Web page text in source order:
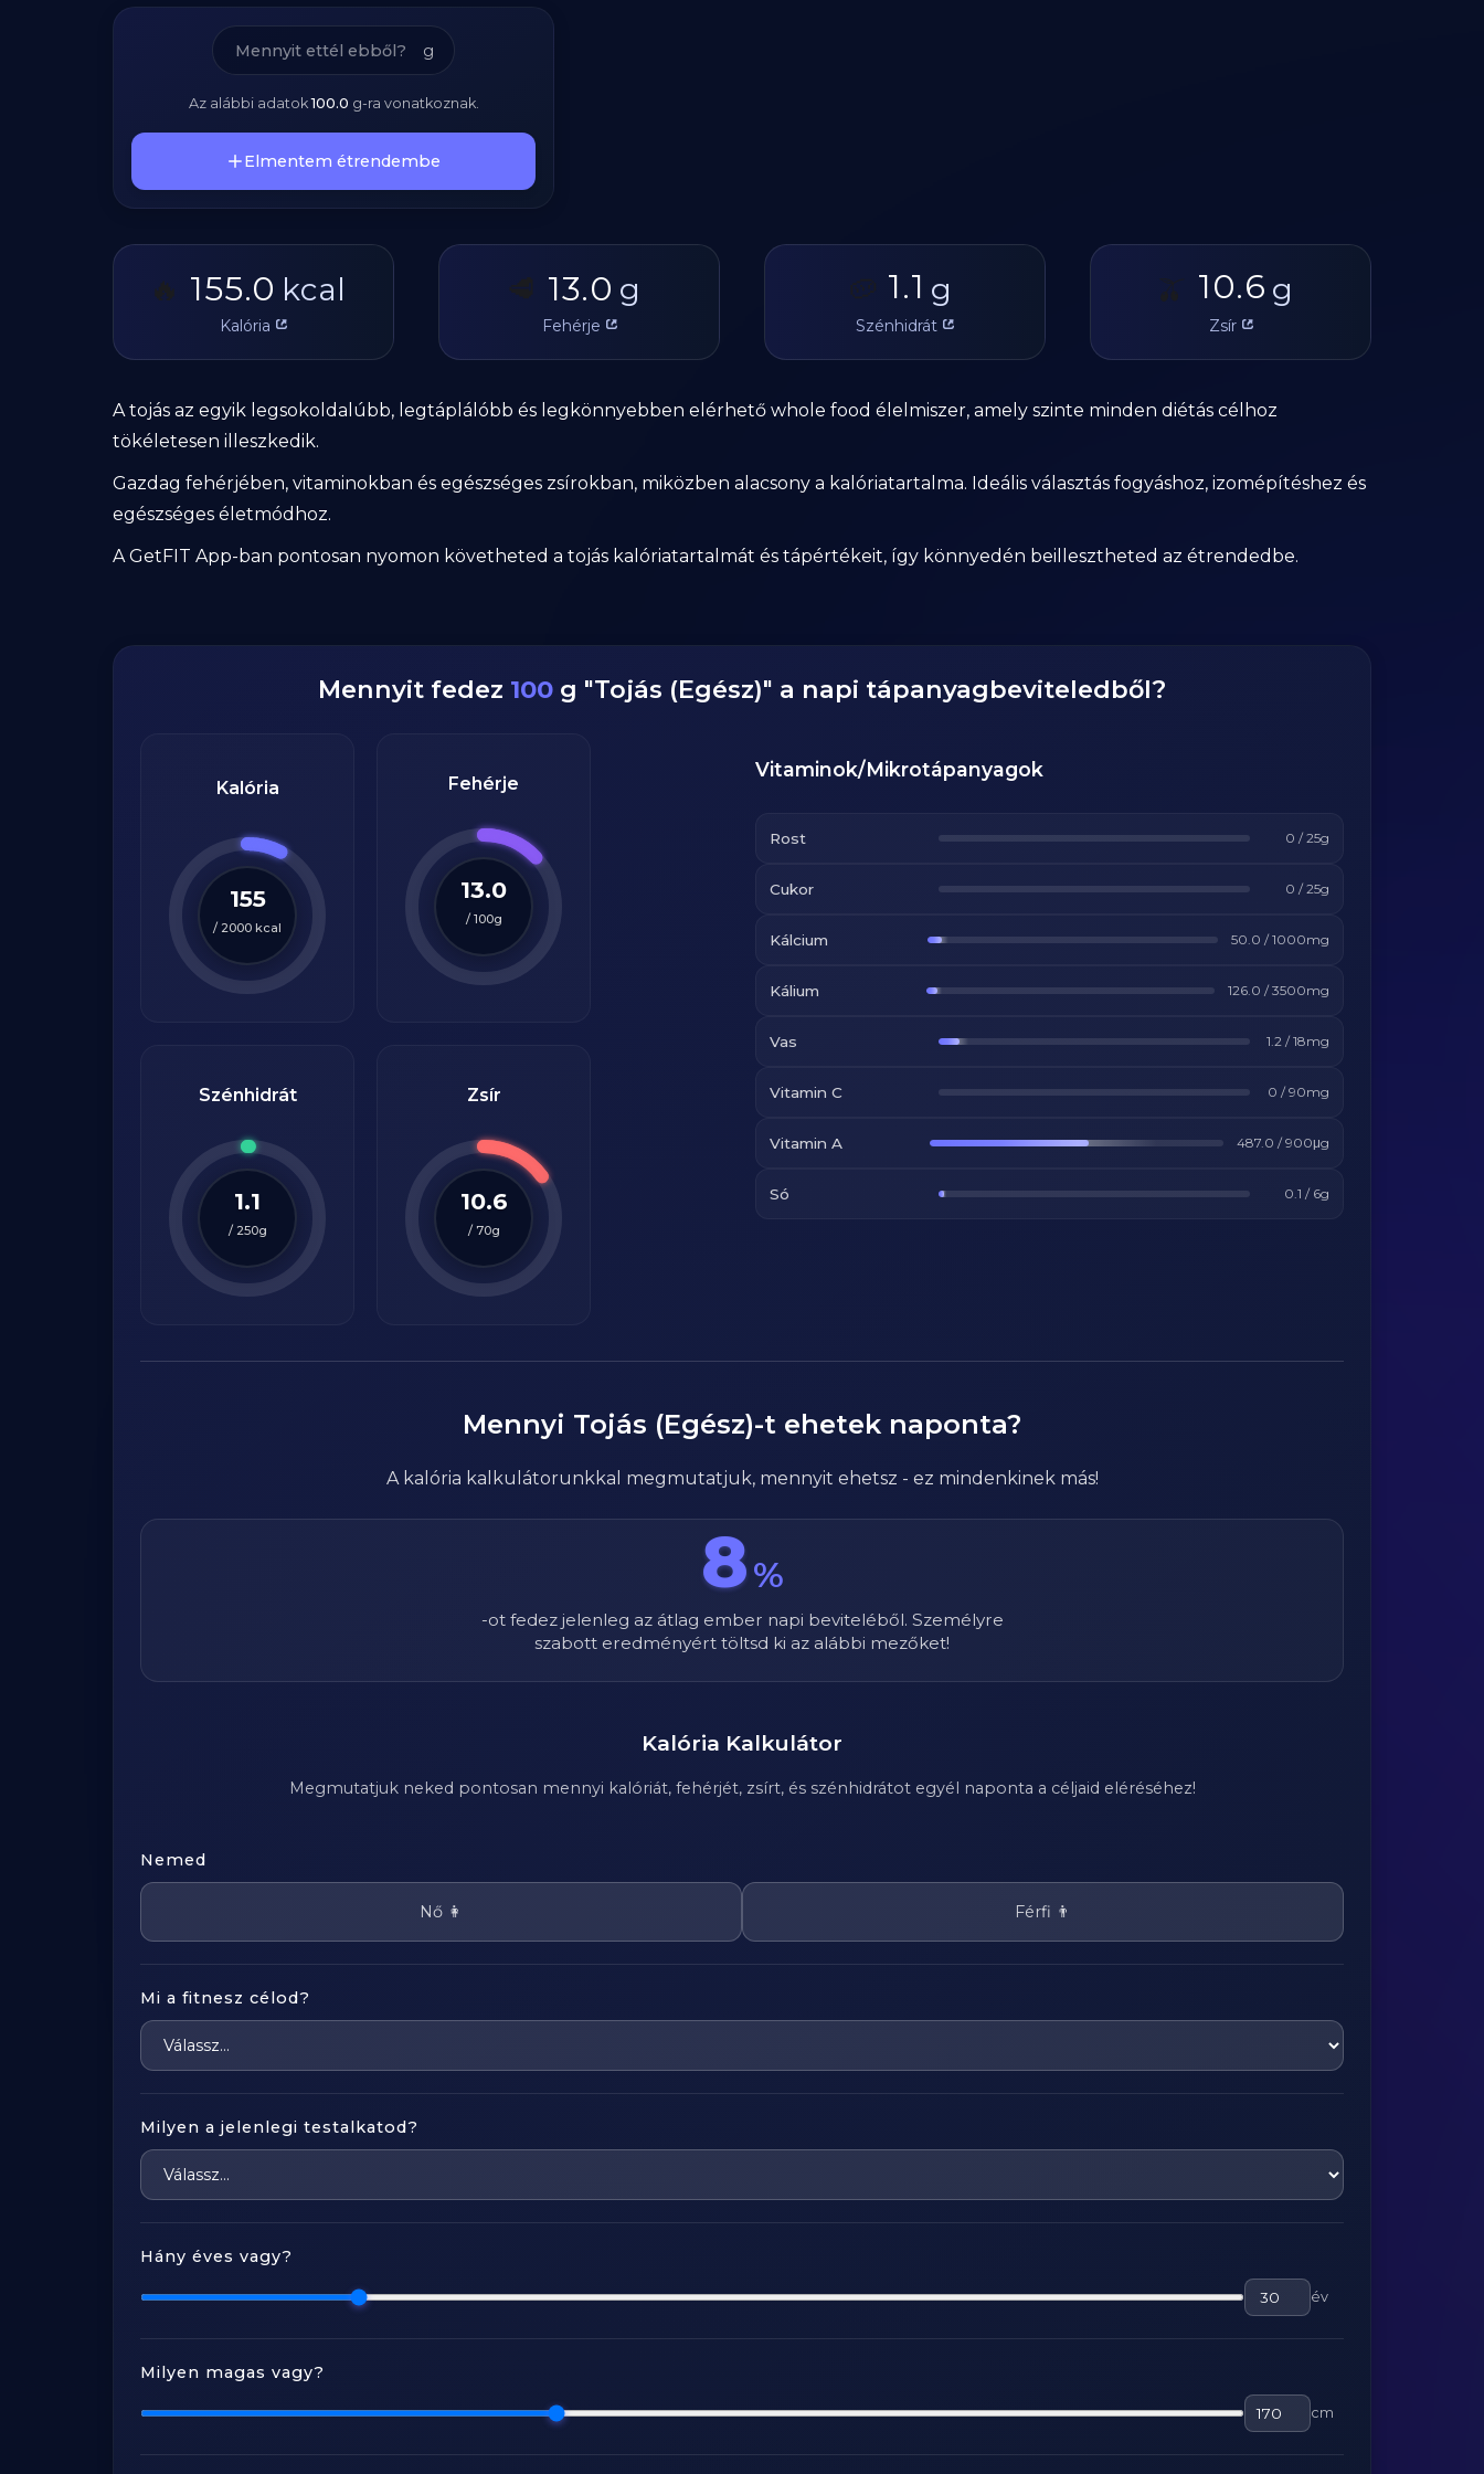
g
Az alábbi adatok100.0 g-ra vonatkoznak.
Elmentem étrendembe
🔥 155.0 kcal
Kalória
🥩 13.0 g
Fehérje
🥔 1.1 g
Szénhidrát
🫒 10.6 g
Zsír
A tojás az egyik legsokoldalúbb, legtáplálóbb és legkönnyebben elérhető whole food élelmiszer, amely szinte minden diétás célhoz
tökéletesen illeszkedik.
Gazdag fehérjében, vitaminokban és egészséges zsírokban, miközben alacsony a kalóriatartalma. Ideális választás fogyáshoz, izomépítéshez és
egészséges életmódhoz.
A GetFIT App-ban pontosan nyomon követheted a tojás kalóriatartalmát és tápértékeit, így könnyedén beillesztheted az étrendedbe.
Mennyit fedez 100 g "Tojás (Egész)" a napi tápanyagbeviteledből?
Kalória
155
/ 2000 kcal
Fehérje
13.0
/100g
Szénhidrát
1.1
/ 250g
Zsír
10.6
/70g
Vitaminok/Mikrotápanyagok
Rost 0 /25g
Cukor 0 /25g
Kálcium 50.0 /1000mg
Kálium 126.0 /3500mg
Vas 1.2 /18mg
Vitamin C 0 /90mg
Vitamin A 487.0 /900μg
Só 0.1 / 6g
Mennyi Tojás (Egész)-t ehetek naponta?
A kalória kalkulátorunkkal megmutatjuk, mennyit ehetsz - ez mindenkinek más!
8%
-ot fedez jelenleg az átlag ember napi beviteléből. Személyre
szabott eredményért töltsd ki az alábbi mezőket!
Kalória Kalkulátor
Megmutatjuk neked pontosan mennyi kalóriát, fehérjét, zsírt, és szénhidrátot egyél naponta a céljaid eléréséhez!
Nemed
Nő 👩 Férfi 👨
Mi a fitnesz célod?
Milyen a jelenlegi testalkatod?
Hány éves vagy?
év
Milyen magas vagy?
cm